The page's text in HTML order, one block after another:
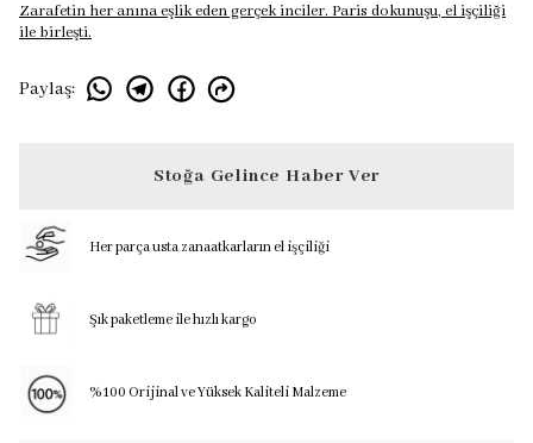
Zarafetin her anına eşlik eden gerçek inciler. Paris dokunuşu, el işçiliği
ile birleşti.
Paylaş:
Stoğa Gelince Haber Ver
Her parça usta zanaatkarların el işçiliği
Şık paketleme ile hızlı kargo
%100 Orijinal ve Yüksek Kaliteli Malzeme